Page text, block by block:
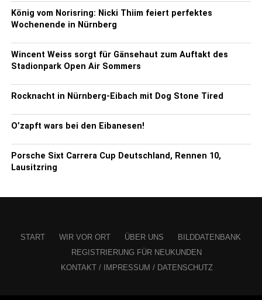
König vom Norisring: Nicki Thiim feiert perfektes
Wochenende in Nürnberg
Wincent Weiss sorgt für Gänsehaut zum Auftakt des
Stadionpark Open Air Sommers
Rocknacht in Nürnberg-Eibach mit Dog Stone Tired
O’zapft wars bei den Eibanesen!
Porsche Sixt Carrera Cup Deutschland, Rennen 10,
Lausitzring
START WIR VOR ORT ÜBER UNS
BILDDATENBANK
REGISTRIERUNG FÜR NEUKUNDEN
KONTAKT / IMPRESSUM / DATENSCHUTZ